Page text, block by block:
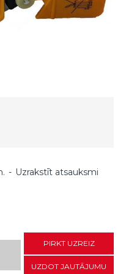
- Uzrakstīt atsauksmi
PIRKT UZREIZ
UZDOT JAUTĀJUMU